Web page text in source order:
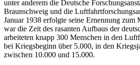
unter anderem die Deutsche
Braunschweig und die
Januar 1938 erfolgte seine Ernennung zum
war die Zeit des rasanten Aufbaus der
arbeiteten knapp 300 Menschen in den
bei Kriegsbeginn über 5.000, in den
zwischen 10.000 und 15.000.